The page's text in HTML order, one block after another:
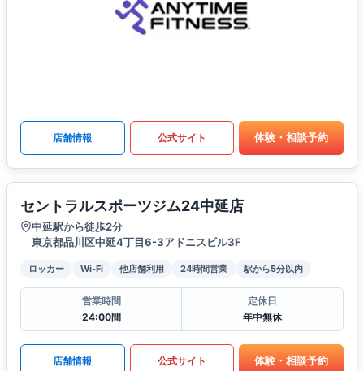
店舗情報 公式サイト 体験・相談予約
セントラルスポーツジム24中延店
中延駅から徒歩2分
東京都品川区中延4丁目6-3アドニスビル3F
ロッカー Wi-Fi 他店舗利用 24時間営業 駅から5分以内
営業時間
24:00間
定休日
年中無休
店舗情報 公式サイト 体験・相談予約